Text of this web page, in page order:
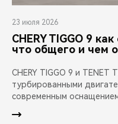
23 июля 2026
CHERY TIGGO 9
что общего и чем
CHERY TIGGO 9 и
турбированными
современным